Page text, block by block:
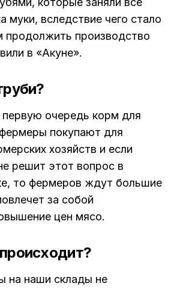
муки, вследствие чего стало
производство
в «Акуне».
очередь корм для
покупают для
хозяйств и если
решит этот вопрос в
то фермеров ждут большие
за собой
цен мясо.
на наши склады не